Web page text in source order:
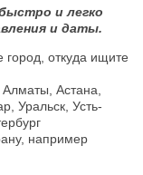
и легко
и даты.
откуда ищите
Астана,
Уральск, Усть-
например